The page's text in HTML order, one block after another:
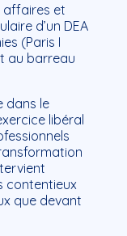
affaires et
d’un DEA
(Paris I
au barreau
dans le
libéral
contentieux
que devant